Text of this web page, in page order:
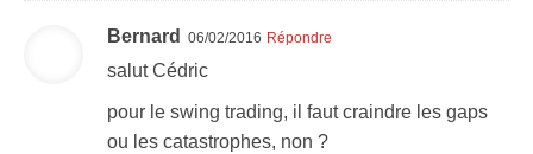
Bernard 06/02/2016 Répondre
salut Cédric
pour le swing trading, il faut craindre les gaps
ou les catastrophes, non ?